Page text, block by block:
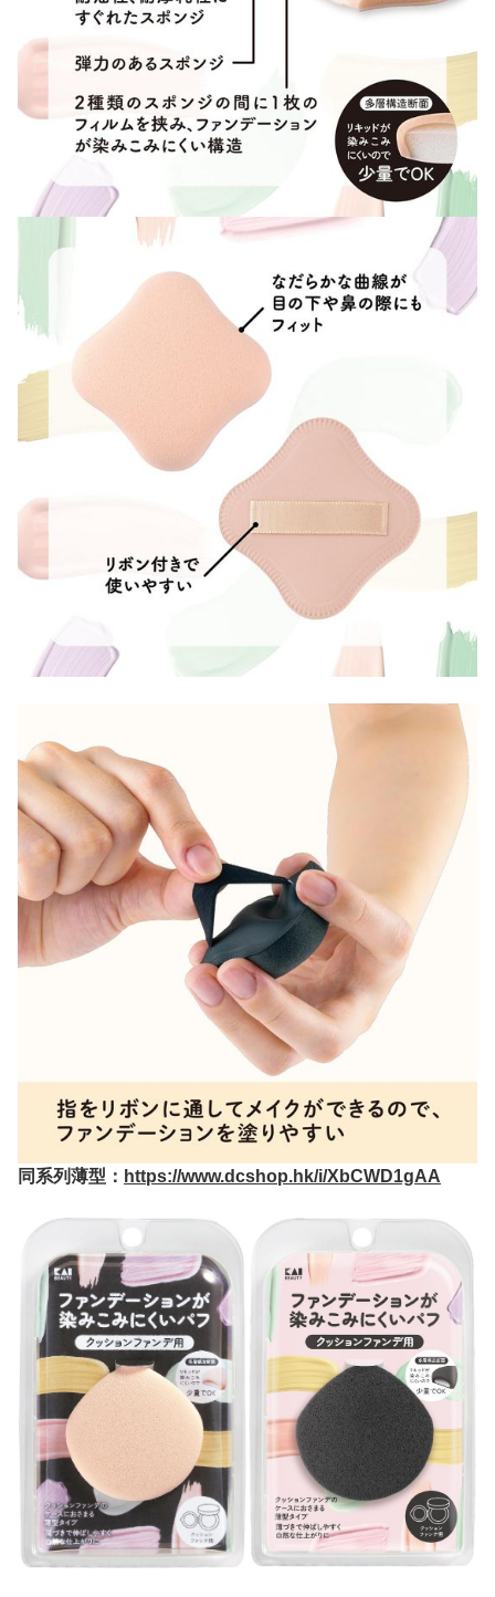
同系列薄型： https://www.dcshop.hk/i/XbCWD1gAA